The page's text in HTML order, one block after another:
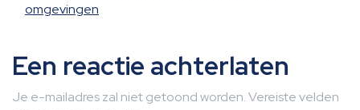
omgevingen
Een reactie achterlaten
Je e-mailadres zal niet getoond worden.Vereiste velden